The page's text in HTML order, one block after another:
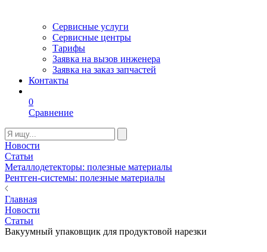
Сервисные услуги
Сервисные центры
Тарифы
Заявка на вызов инженера
Заявка на заказ запчастей
Контакты
0
Сравнение
Новости
Статьи
Металлодетекторы: полезные материалы
Рентген-системы: полезные материалы
Главная
Новости
Статьи
Вакуумный упаковщик для продуктовой нарезки